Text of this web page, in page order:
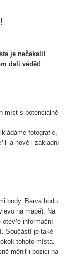
místa >>
je nečekali!
dali vědět!
míst s potenciálně
fotografie,
a nově i základní
body. Barva bodu
na mapě). Na
informační
Součástí je také
tohoto místa.
měnit i pozici na